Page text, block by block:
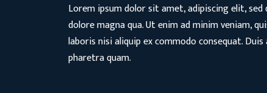
Lorem ipsum dolor sit amet, adipiscing elit,
dolore magna qua. Ut enim ad minim veniam,
laboris nisi aliquip ex commodo consequat.
pharetra quam.